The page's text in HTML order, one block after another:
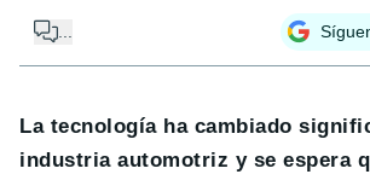
La tecnología ha cambiado
industria automotriz y se espera